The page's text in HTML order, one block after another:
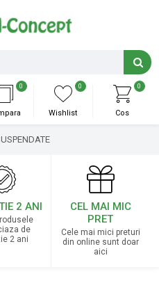
0
Cos
0
Wishlist
0
2 ANI
de
2 ani
CEL MAI MIC
PRET
Cele mai mici preturi
din online sunt doar
aici